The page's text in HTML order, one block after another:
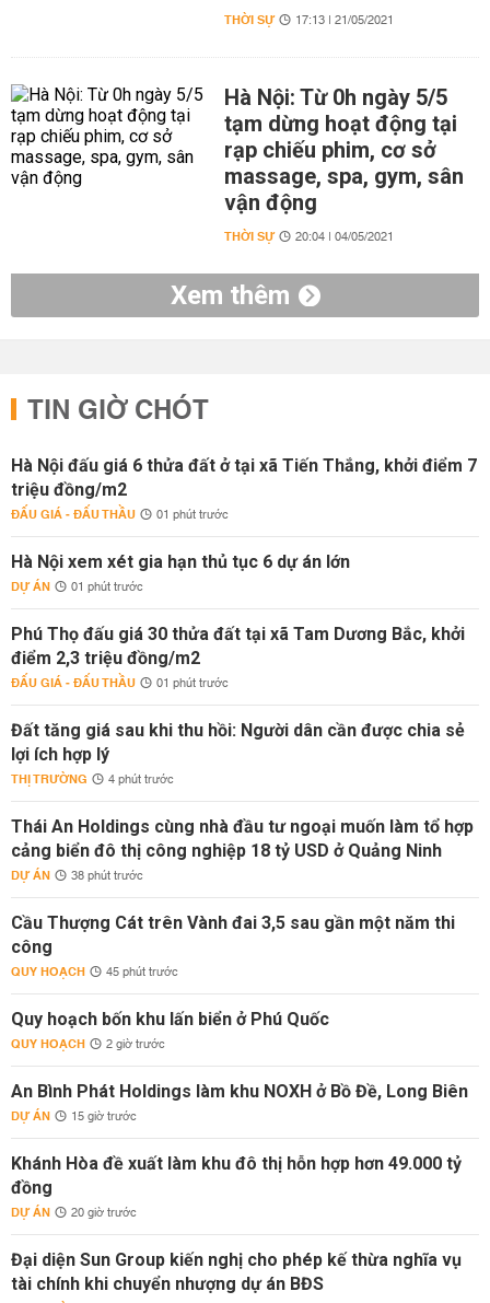
THỜI SỰ 17:13 | 21/05/2021
Hà Nội: Từ 0h ngày 5/5
tạm dừng hoạt động tại
rạp chiếu phim, cơ sở
massage, spa, gym, sân
vận động
THỜI SỰ 20:04 | 04/05/2021
Xem thêm
TIN GIỜ CHÓT
Hà Nội đấu giá 6 thửa đất ở tại xã Tiến Thắng, khởi điểm 7
triệu đồng/m2
ĐẤU GIÁ - ĐẤU THẦU 01 phút trước
Hà Nội xem xét gia hạn thủ tục 6 dự án lớn
DỰ ÁN 01 phút trước
Phú Thọ đấu giá 30 thửa đất tại xã Tam Dương Bắc, khởi
điểm 2,3 triệu đồng/m2
ĐẤU GIÁ - ĐẤU THẦU 01 phút trước
Đất tăng giá sau khi thu hồi: Người dân cần được chia sẻ
lợi ích hợp lý
THỊ TRƯỜNG 4 phút trước
Thái An Holdings cùng nhà đầu tư ngoại muốn làm tổ hợp
cảng biển đô thị công nghiệp 18 tỷ USD ở Quảng Ninh
DỰ ÁN 38 phút trước
Cầu Thượng Cát trên Vành đai 3,5 sau gần một năm thi
công
QUY HOẠCH 45 phút trước
Quy hoạch bốn khu lấn biển ở Phú Quốc
QUY HOẠCH 2 giờ trước
An Bình Phát Holdings làm khu NOXH ở Bồ Đề, Long Biên
DỰ ÁN 15 giờ trước
Khánh Hòa đề xuất làm khu đô thị hỗn hợp hơn 49.000 tỷ
đồng
DỰ ÁN 20 giờ trước
Đại diện Sun Group kiến nghị cho phép kế thừa nghĩa vụ
tài chính khi chuyển nhượng dự án BĐS